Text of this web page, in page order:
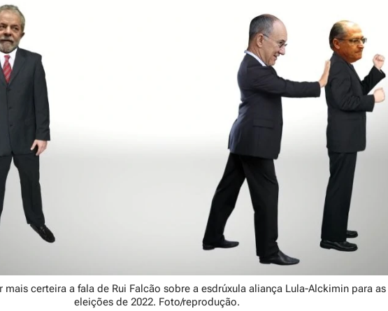
mais certeira a fala de Rui Falcão sobre a esdrúxula aliança Lula-Alckimin para as
eleições de 2022. Foto/reprodução.